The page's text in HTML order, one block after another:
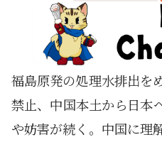
福島原発の処理水排出を
禁止、中国本土から日本
や妨害が続く。中国に理